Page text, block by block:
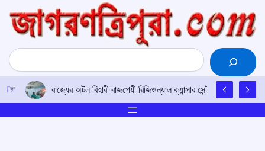
content
Search
রাজ্যের অটল বিহারী বাজপেয়ী রিজিওন্যাল ক্যান্সার সেন্টারে উত্তর-